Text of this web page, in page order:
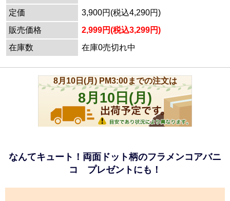
定価
3,900円(税込4,290円)
販売価格
2,999円(税込3,299円)
在庫数
在庫0売切れ中
なんてキュート！両面ドット柄のフラメンコアバニ
コ プレゼントにも！